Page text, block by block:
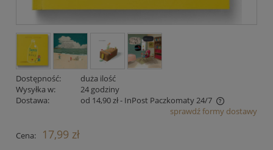
Dostępność:
duża ilość
Wysyłka w:
24 godziny
Dostawa:
od 14,90 zł- InPost Paczkomaty 24/7
Cena nie zawiera ewentualnych kosztów płatnościsprawdź formy dostawy
Cena: 17,99 zł